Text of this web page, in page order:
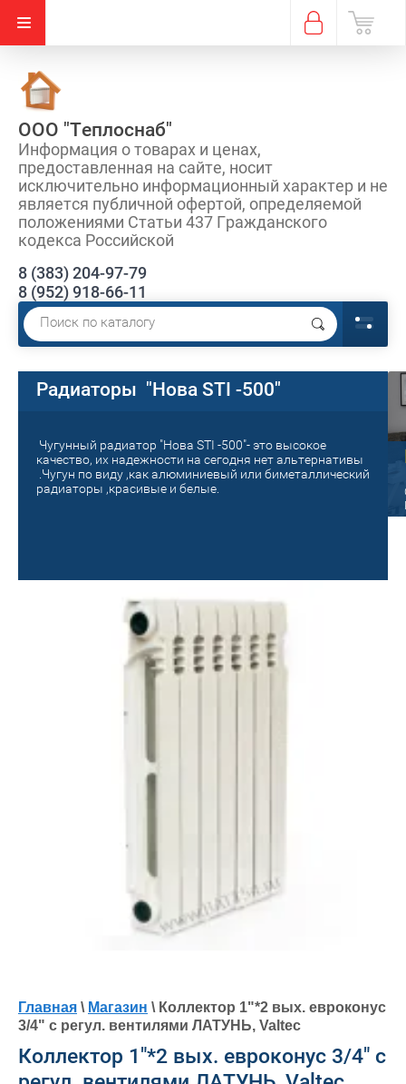
ООО "Теплоснаб"
Информация о товарах и ценах,
предоставленная на сайте, носит
исключительно информационный характер и не
является публичной офертой, определяемой
положениями Статьи 437 Гражданского
кодекса Российской
8 (383) 204-97-79
8 (952) 918-66-11
Радиаторы "Нова STI -500"
Чугунный радиатор "Нова STI -500"- это высокое
качество, их надежности на сегодня нет альтернативы
.Чугун по виду ,как алюминиевый или биметаллический
радиаторы ,красивые и белые.
Старый на новый!
Поменяй на новое отопление! Сделай
Главная \ Магазин \ Коллектор 1"*2 вых. евроконус
3/4" с регул. вентилями ЛАТУНЬ, Valtec
Коллектор 1"*2 вых. евроконус 3/4" с